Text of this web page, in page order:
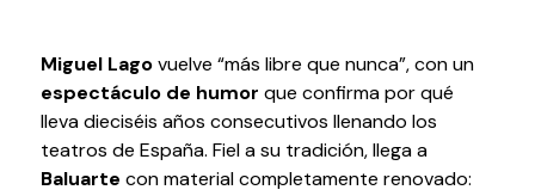
Espacios
Tour Virtual
Servicios
Organizar evento
Miguel Lagovuelve “más libre que nunca”, con un
espectáculo de humor que confirma por qué
lleva dieciséis años consecutivos llenando los
teatros de España. Fiel a su tradición, llega a
Baluarte con material completamente renovado: